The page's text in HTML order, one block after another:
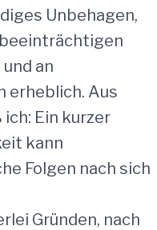
Unbehagen,
an
Aus
Ein kurzer
kann
Folgen nach sich
Gründen, nach